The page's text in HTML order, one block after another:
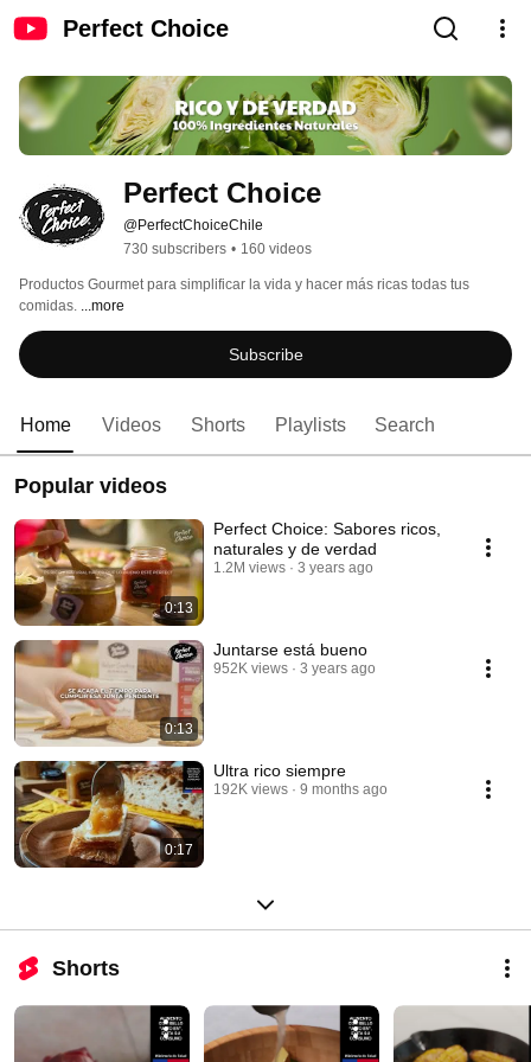
Perfect Choice
Perfect Choice
@PerfectChoiceChile
730 subscribers • 160 videos
Productos Gourmet para simplificar la vida y hacer más ricas todas tus
comidas. ...more
Subscribe
Home Videos Shorts Playlists Search
Popular videos
0:13
Perfect Choice: Sabores ricos,
naturales y de verdad
1.2M views 3 years ago
0:13
Juntarse está bueno
952K views 3 years ago
0:17
Ultra rico siempre
192K views 9 months ago
Shorts